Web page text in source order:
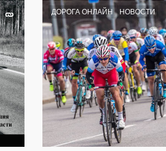
ДОРОГА ОНЛАЙН НОВОСТИ